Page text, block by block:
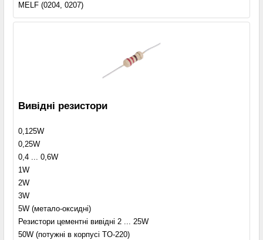
MELF (0204, 0207)
Вивідні резистори
0,125W
0,25W
0,4 ... 0,6W
1W
2W
3W
5W (метало-оксидні)
Резистори цементні вивідні 2 ... 25W
50W (потужні в корпусі TO-220)